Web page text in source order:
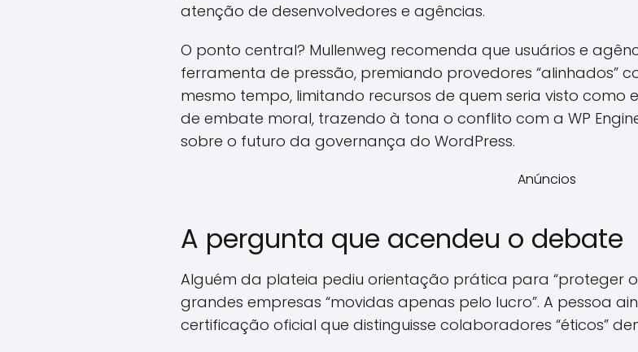
atenção de desenvolvedores e agências.
O ponto central? Mullenweg recomenda que usuários e
ferramenta de pressão, premiando provedores “alinhados”
mesmo tempo, limitando recursos de quem seria visto como
de embate moral, trazendo à tona o conflito com a WP
sobre o futuro da governança do WordPress.
Anúncios
A pergunta que acendeu o debate
Alguém da plateia pediu orientação prática para “proteger
grandes empresas “movidas apenas pelo lucro”. A pessoa
certificação oficial que distinguisse colaboradores “éticos”